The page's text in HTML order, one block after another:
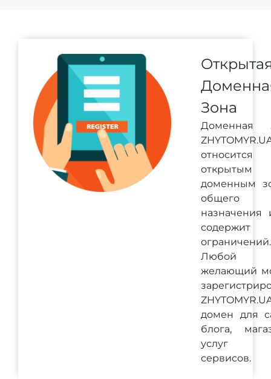
Зона
Доменная
открытым
доменным
общего
назначения
содержит
ограничений.
Любой
желающий
домен для
блога,
услуг
сервисов.